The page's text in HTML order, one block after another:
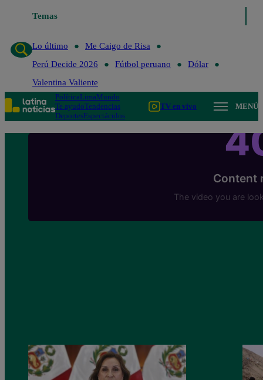
Temas
Lo último
Me Caigo de Risa
Perú Decide 2026
Fútbol peruano
Dólar
Valentina Valiente
PolíticaLimaMundo
Te ayudoTendencias
DeportesEspectáculos
TV en vivo MENÚ